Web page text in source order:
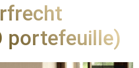
portefeuille)